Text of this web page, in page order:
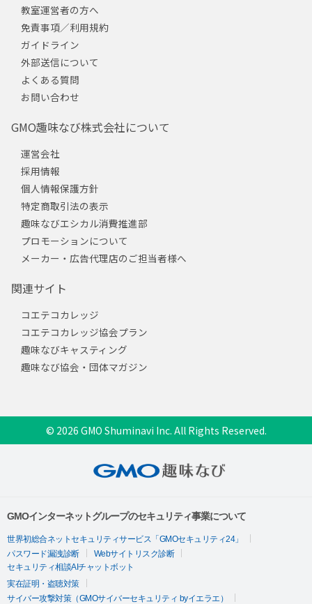
教室運営者の方へ
免責事項／利用規約
ガイドライン
外部送信について
よくある質問
お問い合わせ
GMO趣味なび株式会社について
運営会社
採用情報
個人情報保護方針
特定商取引法の表示
趣味なびエシカル消費推進部
プロモーションについて
メーカー・広告代理店のご担当者様へ
関連サイト
コエテコカレッジ
コエテコカレッジ協会プラン
趣味なびキャスティング
趣味なび協会・団体マガジン
© 2026 GMO Shuminavi Inc. All Rights Reserved.